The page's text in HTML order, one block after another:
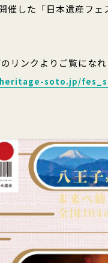
催した「日本遺産フェ
リンクよりご覧にな
soto.jp/